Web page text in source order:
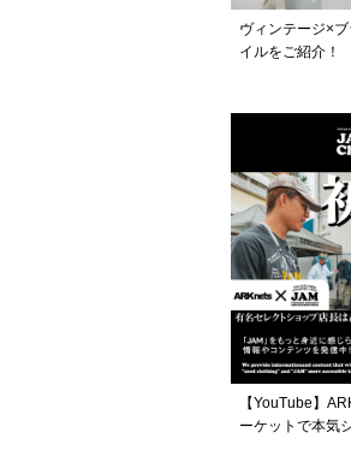
ヴィンテージ×
イルをご紹介！
【YouTube】
ーケットで本気